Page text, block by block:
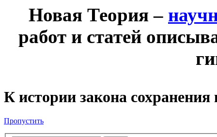
Новая Теория –
работ и статей
К истории закона
Пропустить